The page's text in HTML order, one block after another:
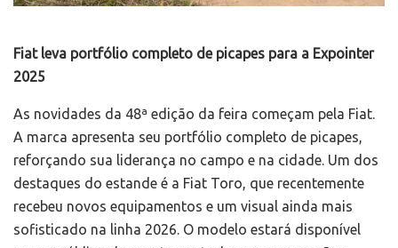
Fiat leva portfólio completo de picapes para a Expointer
2025
As novidades da 48ª edição da feira começam pela Fiat.
A marca apresenta seu portfólio completo de picapes,
reforçando sua liderança no campo e na cidade. Um dos
destaques do estande é a Fiat Toro, que recentemente
recebeu novos equipamentos e um visual ainda mais
sofisticado na linha 2026. O modelo estará disponível